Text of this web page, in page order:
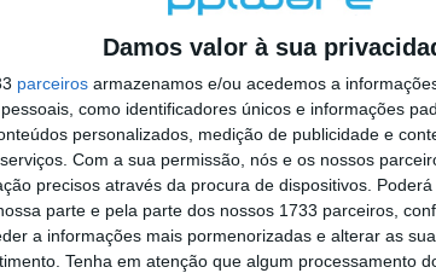
Damos valor à sua
parceiros armazenamos e/ou acedemos a
como identificadores únicos e informações
personalizados, medição de publicidade e
Com a sua permissão, nós e os nossos
precisos através da procura de dispositivos.
parte e pela parte dos nossos 1733 parceiros,
a informações mais pormenorizadas e alterar as
Tenha em atenção que algum processamento
escolheres o Browser com que queres navegar e o
ao teu Firefox e nas ferramentas ou tools escolhes
e logo perto do fim encontras um local para colocares
é o browser predefinido.